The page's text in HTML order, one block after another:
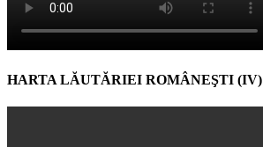
HARTA LĂUTĂRIEI ROMÂNEŞTI (IV)